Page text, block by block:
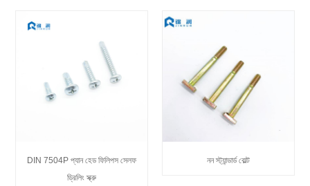
DIN 7504P প্যান হেড ফিলিপস সেলফ
ড্রিলিং স্ক্রু
নন স্ট্যান্ডার্ড বোল্ট